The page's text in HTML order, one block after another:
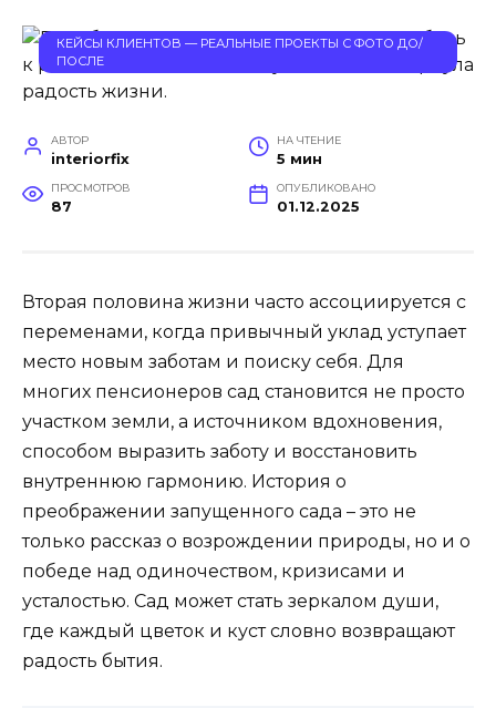
КЕЙСЫ КЛИЕНТОВ — РЕАЛЬНЫЕ ПРОЕКТЫ С ФОТО ДО/
ПОСЛЕ
АВТОР
interiorfix
НА ЧТЕНИЕ
5 мин
ПРОСМОТРОВ
87
ОПУБЛИКОВАНО
01.12.2025
Вторая половина жизни часто ассоциируется с
переменами, когда привычный уклад уступает
место новым заботам и поиску себя. Для
многих пенсионеров сад становится не просто
участком земли, а источником вдохновения,
способом выразить заботу и восстановить
внутреннюю гармонию. История о
преображении запущенного сада – это не
только рассказ о возрождении природы, но и о
победе над одиночеством, кризисами и
усталостью. Сад может стать зеркалом души,
где каждый цветок и куст словно возвращают
радость бытия.